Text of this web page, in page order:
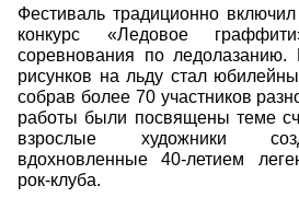
Фестиваль традиционно
конкурс «Ледовое
соревнования по ледолазанию.
рисунков на льду стал
собрав более 70 участников
работы были посвящены теме
взрослые художники
вдохновленные 40-летием
рок-клуба.